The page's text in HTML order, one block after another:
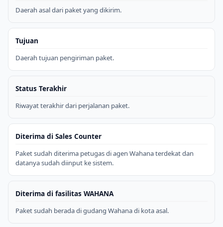
Daerah asal dari paket yang dikirim.
Tujuan
Daerah tujuan pengiriman paket.
Status Terakhir
Riwayat terakhir dari perjalanan paket.
Diterima di Sales Counter
Paket sudah diterima petugas di agen Wahana terdekat dan
datanya sudah diinput ke sistem.
Diterima di fasilitas WAHANA
Paket sudah berada di gudang Wahana di kota asal.